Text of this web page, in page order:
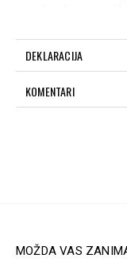
su bez hormona i
Način upotrebe:
Terapeutski:2
Kapsule se
soku.
DEKLARACIJA
KOMENTARI
MOŽDA VAS